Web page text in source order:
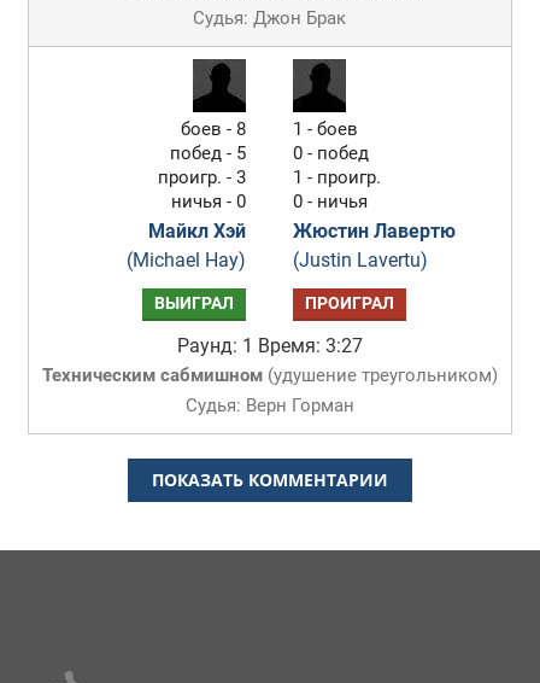
Судья: Джон Брак
боев - 8
побед - 5
проигр. - 3
ничья - 0
Майкл Хэй
(Michael Hay)
1 - боев
0 - побед
1 - проигр.
0 - ничья
Жюстин Лавертю
(Justin Lavertu)
ВЫИГРАЛ ПРОИГРАЛ
Раунд: 1 Время: 3:27
Техническим сабмишном(удушение треугольником)
Судья: Верн Горман
ПОКАЗАТЬ КОММЕНТАРИИ